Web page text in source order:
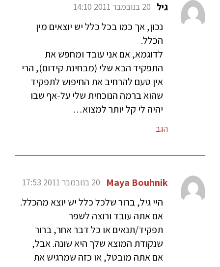
גיל 20 בנובמבר 2011 14:10
נכון, אך כמו בכל כלל יש יוצאים מין
הכלל.
לדוגמא, אם אני עובד ומחפש את
התפקיד הבא שלי (מבחינת קידום), הרי
אין טעם להרחיב את החיפוש לתפקיד
שהוא ברמה הנוכחית שלי על-אף שבו
יהיה לי קל יותר למצוא…
הגב
Maya Bouhnik 20 בנובמבר 2011 17:53
היי גיל, ברור שלכל כלל יש יוצא מהכלל.
אם אתה עובד ורוצה לשפר
תפקיד/תנאים או כל דבר אחר, ברור
שנקודת המוצא שלך היא שונה. אבל,
אם אתה מובטל, או כזה שמרגיש את